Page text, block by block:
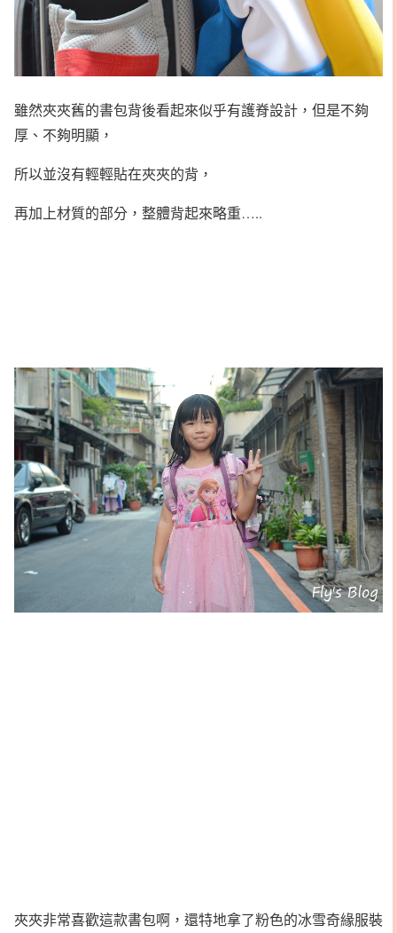
雖然夾夾舊的書包背後看起來似乎有護脊設計，但是不夠
厚、不夠明顯，
所以並沒有輕輕貼在夾夾的背，
再加上材質的部分，整體背起來略重…..
夾夾非常喜歡這款書包啊，還特地拿了粉色的冰雪奇緣服裝